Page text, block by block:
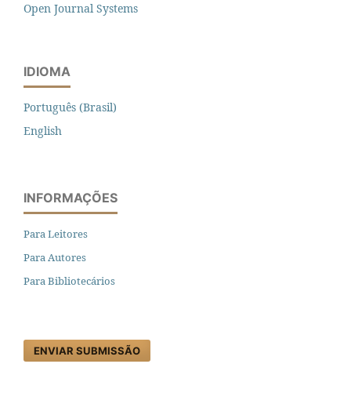
Open Journal Systems
IDIOMA
Português (Brasil)
English
INFORMAÇÕES
Para Leitores
Para Autores
Para Bibliotecários
ENVIAR SUBMISSÃO